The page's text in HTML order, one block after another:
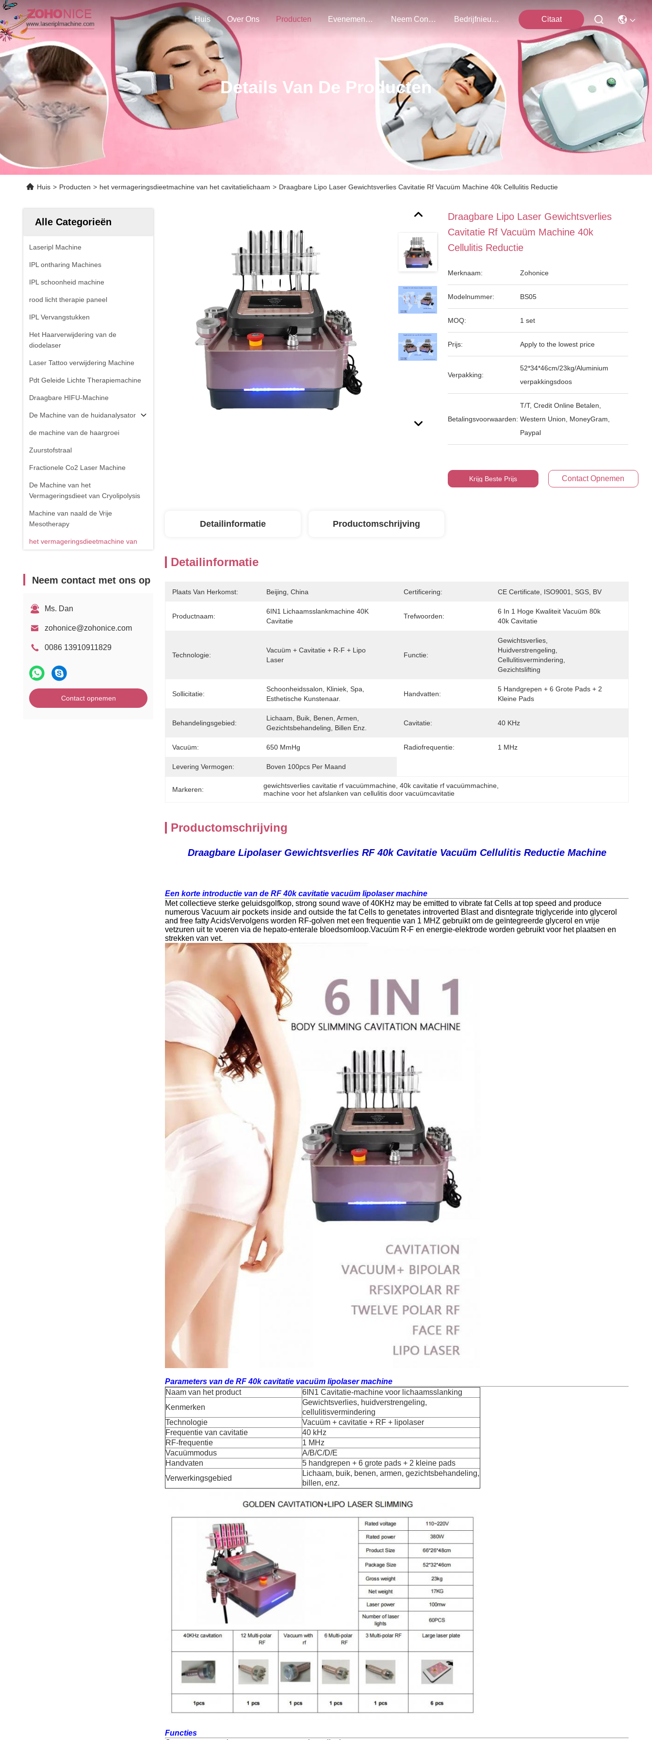
Huis Over Ons Producten Evenementen Neem Contact Met Ons Op Bedrijfnieuws Citaat
Details Van De Producten
Huis > Producten > het vermageringsdieetmachine van het cavitatielichaam > Draagbare Lipo Laser Gewichtsverlies Cavitatie Rf Vacuüm Machine 40k Cellulitis Reductie
Alle Categorieën
Laseripl Machine
IPL ontharing Machines
IPL schoonheid machine
rood licht therapie paneel
IPL Vervangstukken
Het Haarverwijdering van de
diodelaser
Laser Tattoo verwijdering Machine
Pdt Geleide Lichte Therapiemachine
Draagbare HIFU-Machine
De Machine van de huidanalysator
de machine van de haargroei
Zuurstofstraal
Fractionele Co2 Laser Machine
De Machine van het
Vermageringsdieet van Cryolipolysis
Machine van naald de Vrije
Mesotherapy
het vermageringsdieetmachine van
het cavitatielichaam
spinader
Fysiotherapieapparaat
1470nm diodelaser
Neem contact met ons op
Ms. Dan
zohonice@zohonice.com
0086 13910911829
Contact opnemen
Draagbare Lipo Laser Gewichtsverlies
Cavitatie Rf Vacuüm Machine 40k
Cellulitis Reductie
Merknaam: Zohonice
Modelnummer: BS05
MOQ: 1 set
Prijs: Apply to the lowest price
Verpakking:
52*34*46cm/23kg/Aluminium
verpakkingsdoos
Betalingsvoorwaarden:
T/T, Credit Online Betalen,
Western Union, MoneyGram,
Paypal
Krijg Beste Prijs Contact Opnemen
Detailinformatie Productomschrijving
Detailinformatie
Plaats Van Herkomst: Beijing, China Certificering: CE Certificate, ISO9001, SGS, BV
Productnaam:
6IN1 Lichaamsslankmachine 40K
Cavitatie
Trefwoorden:
6 In 1 Hoge Kwaliteit Vacuüm 80k
40k Cavitatie
Technologie:
Vacuüm + Cavitatie + R-F + Lipo
Laser
Functie:
Gewichtsverlies,
Huidverstrengeling,
Cellulitisvermindering,
Gezichtslifting
Sollicitatie:
Schoonheidssalon, Kliniek, Spa,
Esthetische Kunstenaar.
Handvatten:
5 Handgrepen + 6 Grote Pads + 2
Kleine Pads
Behandelingsgebied:
Lichaam, Buik, Benen, Armen,
Gezichtsbehandeling, Billen Enz.
Cavitatie: 40 KHz
Vacuüm: 650 MmHg Radiofrequentie: 1 MHz
Levering Vermogen: Boven 100pcs Per Maand
Markeren: gewichtsverlies cavitatie rf vacuümmachine , 40k cavitatie rf vacuümmachine
machine voor het afslanken van cellulitis door vacuümcavitatie
Productomschrijving
Draagbare Lipolaser Gewichtsverlies RF 40k Cavitatie Vacuüm Cellulitis Reductie Machine
Een korte introductie van de RF 40k cavitatie vacuüm lipolaser machine
Met collectieve sterke geluidsgolfkop, strong sound wave of 40KHz may be emitted to vibrate fat Cells at top speed and produce
numerous Vacuum air pockets inside and outside the fat Cells to genetates introverted Blast and disntegrate triglyceride into glycerol
and free fatty AcidsVervolgens worden RF-golven met een frequentie van 1 MHZ gebruikt om de geïntegreerde glycerol en vrije
vetzuren uit te voeren via de hepato-enterale bloedsomloop.Vacuüm R-F en energie-elektrode worden gebruikt voor het plaatsen en
strekken van vet.
Parameters van de RF 40k cavitatie vacuüm lipolaser machine
Naam van het product
6IN1 Cavitatie-machine voor lichaamsslanking
Kenmerken
Gewichtsverlies, huidverstrengeling,
cellulitisvermindering
Technologie
Vacuüm + cavitatie + RF + lipolaser
Frequentie van cavitatie
40 kHz
RF-frequentie
1 MHz
Vacuümmodus
A/B/C/D/E
Handvaten
5 handgrepen + 6 grote pads + 2 kleine pads
Verwerkingsgebied
Lichaam, buik, benen, armen, gezichtsbehandeling,
billen, enz.
Functies